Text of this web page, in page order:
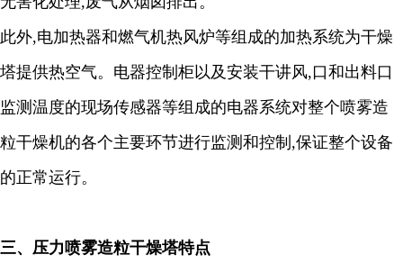
此外,电加热器和燃气机热风炉等组成的加热系统为干燥
塔提供热空气。电器控制柜以及安装干讲风,口和出料口
监测温度的现场传感器等组成的电器系统对整个喷雾造
粒干燥机的各个主要环节进行监测和控制 ,保证整个设备
的正常运行。
三、 压力喷雾造粒干燥塔特点